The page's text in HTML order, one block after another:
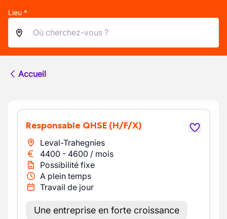
Lieu *
Accueil
Responsable QHSE (H/F/X)
Leval-Trahegnies
4400 - 4600 / mois
Possibilité fixe
A plein temps
Travail de jour
Une entreprise en forte croissance